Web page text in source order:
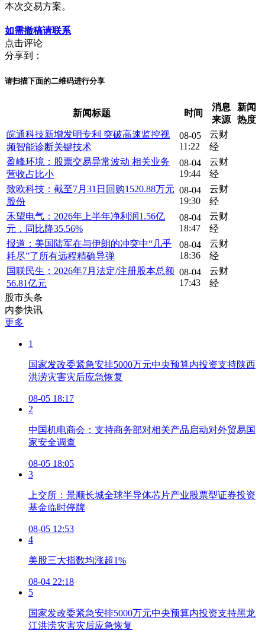
本次交易方案。
如需撤稿请联系
点击评论
分享到：
请扫描下面的二维码进行分享
新闻标题 时间
消息
来源
新闻
热度
皖通科技新增发明专利 突破高速监控视
频智能诊断关键技术
08-05
11:22
云财
经
盈峰环境：股票交易异常波动 相关业务
营收占比小
08-04
19:44
云财
经
致欧科技：截至7月31日回购1520.88万元
股份
08-04
19:30
云财
经
禾望电气：2026年上半年净利润1.56亿
元，同比降35.56%
08-04
18:47
云财
经
报道：美国陆军在与伊朗的冲突中“几乎
耗尽”了所有远程精确导弹
08-04
18:36
云财
经
国联民生：2026年7月法定/注册股本总额
56.81亿元
08-04
17:43
云财
经
股市头条
内参快讯
更多
1
国家发改委紧急安排5000万元中央预算内投资支持陕西
洪涝灾害灾后应急恢复
08-05 18:17
2
中国机电商会：支持商务部对相关产品启动对外贸易国
家安全调查
08-05 18:05
3
上交所：景顺长城全球半导体芯片产业股票型证券投资
基金临时停牌
08-05 12:53
4
美股三大指数均涨超1%
08-04 22:18
5
国家发改委紧急安排5000万元中央预算内投资支持黑龙
江洪涝灾害灾后应急恢复